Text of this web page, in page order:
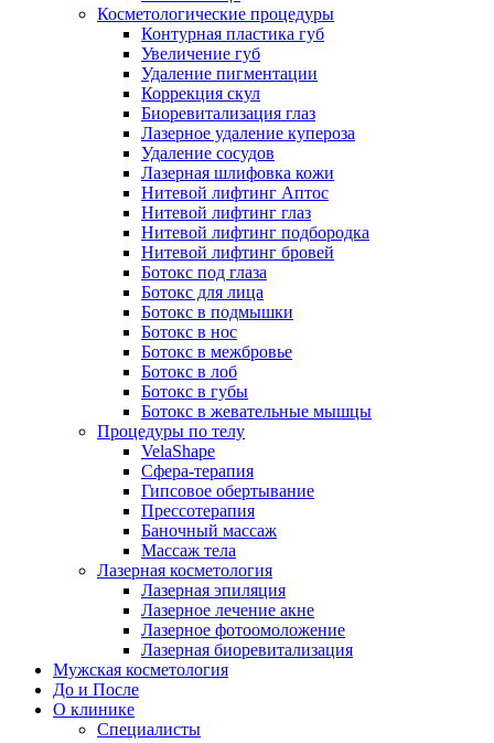
Косметологические процедуры
Контурная пластика губ
Увеличение губ
Удаление пигментации
Коррекция скул
Биоревитализация глаз
Лазерное удаление купероза
Удаление сосудов
Лазерная шлифовка кожи
Нитевой лифтинг Аптос
Нитевой лифтинг глаз
Нитевой лифтинг подбородка
Нитевой лифтинг бровей
Ботокс под глаза
Ботокс для лица
Ботокс в подмышки
Ботокс в нос
Ботокс в межбровье
Ботокс в лоб
Ботокс в губы
Ботокс в жевательные мышцы
Процедуры по телу
VelaShape
Сфера-терапия
Гипсовое обертывание
Прессотерапия
Баночный массаж
Массаж тела
Лазерная косметология
Лазерная эпиляция
Лазерное лечение акне
Лазерное фотоомоложение
Лазерная биоревитализация
Мужская косметология
До и После
О клинике
Специалисты